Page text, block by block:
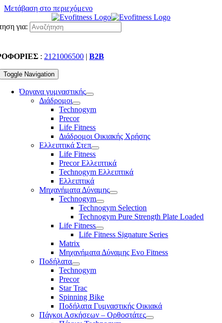
Μετάβαση στο περιεχόμενο
για:
: 2121006500 | B2B
Toggle Navigation
Όργανα γυμναστικής
Διάδρομοι
Technogym
Precor
Life Fitness
Διάδρομοι Οικιακής Χρήσης
Ελλειπτικά Στεπ
Life Fitness
Precor Ελλειπτικά
Technogym Ελλειπτικά
Ελλειπτικά
Μηχανήματα Δύναμης
Technogym
Technogym Selection
Technogym Pure Strength Plate Loaded
Life Fitness
Life Fitness Signature Series
Matrix
Μηχανήματα Δύναμης Evo Fitness
Ποδήλατα
Technogym
Precor
Star Trac
Spinning Bike
Ποδήλατα Γυμναστικής Οικιακά
Πάγκοι Ασκήσεων – Ορθοστάτες